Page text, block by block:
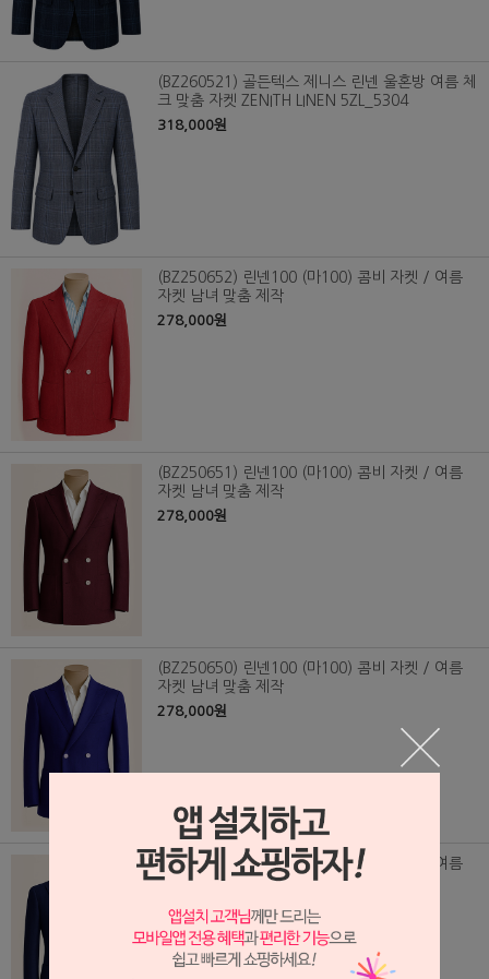
(BZ260521) 골든텍스 제니스 린넨 울혼방 여름 체
크 맞춤 자켓 ZENITH LINEN 5ZL_5304
318,000원
(BZ250652) 린넨100 (마100) 콤비 자켓 / 여름
자켓 남녀 맞춤 제작
278,000원
(BZ250651) 린넨100 (마100) 콤비 자켓 / 여름
자켓 남녀 맞춤 제작
278,000원
(BZ250650) 린넨100 (마100) 콤비 자켓 / 여름
자켓 남녀 맞춤 제작
278,000원
(BZ250649) 린넨100 (마100) 콤비 자켓 / 여름
자켓 남녀 맞춤 제작
278,000원